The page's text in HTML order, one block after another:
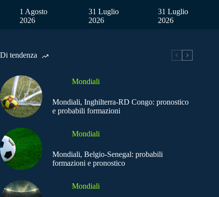
1 Agosto
2026
31 Luglio
2026
31 Luglio
2026
Di tendenza
Mondiali
Mondiali, Inghilterra-RD Congo: pronostico
e probabili formazioni
Mondiali
Mondiali, Belgio-Senegal: probabili
formazioni e pronostico
Mondiali